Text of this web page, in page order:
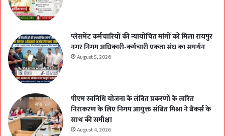
प्लेसमेंट कर्मचारियों की न्यायोचित मांगों को मिला रायपुर
नगर निगम अधिकारी-कर्मचारी एकता संघ का समर्थन
August 5, 2026
पीएम स्वनिधि योजना के लंबित प्रकरणों के त्वरित
निराकरण के लिए निगम आयुक्त संबित मिश्रा ने बैंकर्स के
साथ की समीक्षा
August 4, 2026